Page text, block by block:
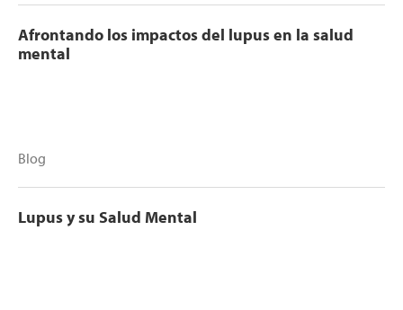
Afrontando los impactos del lupus en la salud
mental
Blog
Lupus y su Salud Mental